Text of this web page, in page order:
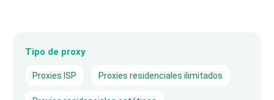
Tipo de proxy
Proxies ISP Proxies residenciales ilimitados